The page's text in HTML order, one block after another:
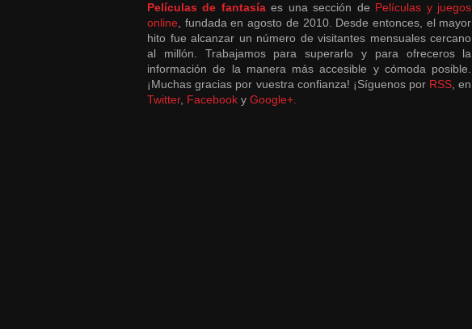
Películas de fantasíaes una sección de Películas y juegos
online , fundada en agosto de 2010. Desde entonces, el mayor
hito fue alcanzar un número de visitantes mensuales cercano
al millón. Trabajamos para superarlo y para ofreceros la
información de la manera más accesible y cómoda posible.
¡Muchas gracias por vuestra confianza! ¡Síguenos por RSS , en
Twitter, Facebook y Google+.